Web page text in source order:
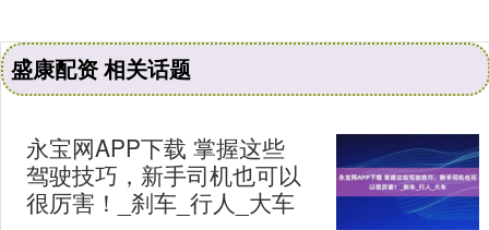
盛康配资 相关话题
永宝网APP下载 掌握这些
驾驶技巧，新手司机也可以
很厉害！_刹车_行人_大车